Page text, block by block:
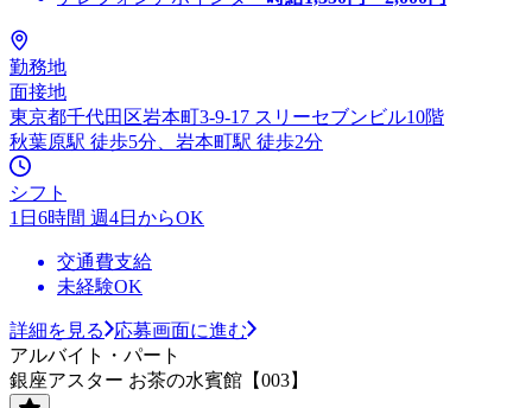
勤務地
面接地
東京都千代田区岩本町3-9-17 スリーセブンビル10階
秋葉原駅 徒歩5分、岩本町駅 徒歩2分
シフト
1日6時間 週4日からOK
交通費支給
未経験OK
詳細を見る
応募画面に進む
アルバイト・パート
銀座アスター お茶の水賓館【003】